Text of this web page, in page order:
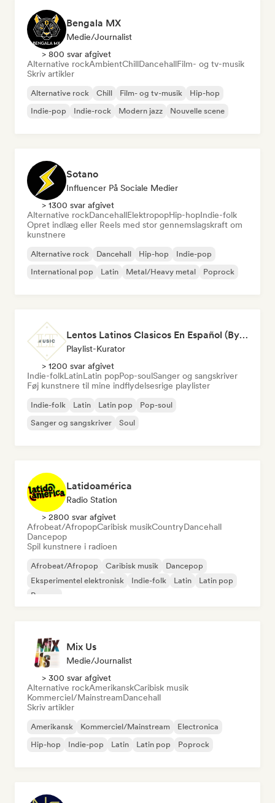
Bengala MX
Medie/journalist
> 800 svar afgivet
Alternative rockAmbientChillDancehallFilm- og tv-musik
Skriv artikler
Alternative rock Chill Film- og tv-musik
Hip-hop
Indie-pop
Indie-rock Modern jazz Nouvelle scene
Sotano
Influencer På Sociale Medier
> 1300 svar afgivet
Alternative rockDancehallElektropopHip-hopIndie-folk
Opret indlæg eller Reels med stor gennemslagskraft om
kunstnere
Alternative rock Dancehall Hip-hop
Indie-pop
International pop
Latin Metal/Heavy metal Poprock
Lentos Latinos Clasicos En Español (By LTMusic)
Playlist-Kurator
> 1200 svar afgivet
Indie-folkLatinLatin popPop-soulSanger og sangskriver
Føj kunstnere til mine indflydelsesrige playlister
Indie-folk Latin Latin pop
Pop-soul
Sanger og sangskriver
Soul
Latidoamérica
Radio Station
> 2800 svar afgivet
Afrobeat/AfropopCaribisk musikCountryDancehall
Dancepop
Spil kunstnere i radioen
Afrobeat/Afropop Caribisk musik
Dancepop
Eksperimentel elektronisk
Indie-folk Latin
Latin pop
Reggae
Mix Us
Medie/journalist
> 300 svar afgivet
Alternative rockAmerikanskCaribisk musik
Kommerciel/MainstreamDancehall
Skriv artikler
Amerikansk Kommerciel/Mainstream
Electronica
Hip-hop
Indie-pop Latin Latin pop Poprock